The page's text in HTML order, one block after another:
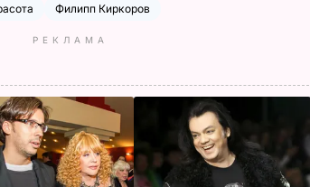
Филипп Киркоров
РЕКЛАМА